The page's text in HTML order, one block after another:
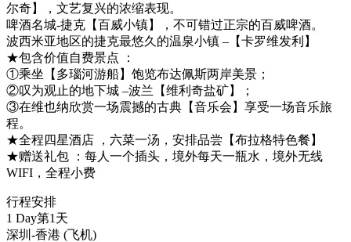
尔奇】，文艺复兴的浓缩表现。
啤酒名城-捷克【百威小镇】，不可错过正宗的百威啤酒。
波西米亚地区的捷克最悠久的温泉小镇 –【卡罗维发利】
★包含价值自费景点 ：
①乘坐【多瑙河游船】饱览布达佩斯两岸美景；
②叹为观止的地下城 –波兰【维利奇盐矿】；
③在维也纳欣赏一场震撼的古典【音乐会】享受一场音乐旅
程。
★全程四星酒店 ，六菜一汤，安排品尝【布拉格特色餐】
★赠送礼包 ：每人一个插头，境外每天一瓶水，境外无线
WIFI，全程小费
行程安排
1 Day第1天
深圳-香港 (飞机)